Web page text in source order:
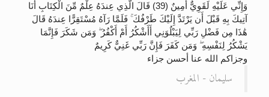
وَإِنِّي عَلَيْهِ لَقَوِيٌّ أَمِينٌ (39) قَالَ الَّذِي عِندَهُ عِلْمٌ مِّنَ الْكِتَابِ أَنَا
آتِيكَ بِهِ قَبْلَ أَن يَرْتَدَّ إِلَيْكَ طَرْفُكَ ۚ فَلَمَّا رَآهُ مُسْتَقِرًّا عِندَهُ قَالَ
هَٰذَا مِن فَضْلِ رَبِّي لِيَبْلُوَنِي أَأَشْكُرُ أَمْ أَكْفُرُ ۖ وَمَن شَكَرَ فَإِنَّمَا
يَشْكُرُ لِنَفْسِهِ ۖ وَمَن كَفَرَ فَإِنَّ رَبِّي غَنِيٌّ كَرِيمٌ
وجزاكم الله عنا أحسن جزاء
سليمان - المغرب